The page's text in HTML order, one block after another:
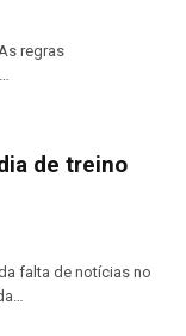
regras
de treino
falta de notícias no